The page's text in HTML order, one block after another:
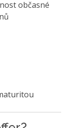
občasné